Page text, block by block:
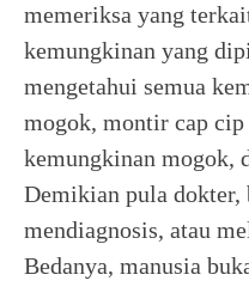
memeriksa yang
kemungkinan yang
mengetahui semua
mogok, montir cap cip
kemungkinan mogok,
Demikian pula dokter,
mendiagnosis, atau
Bedanya, manusia